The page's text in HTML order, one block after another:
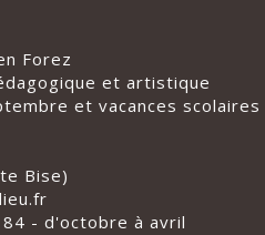
Forez
et artistique
et vacances scolaires
Bise)
- d'octobre à avril